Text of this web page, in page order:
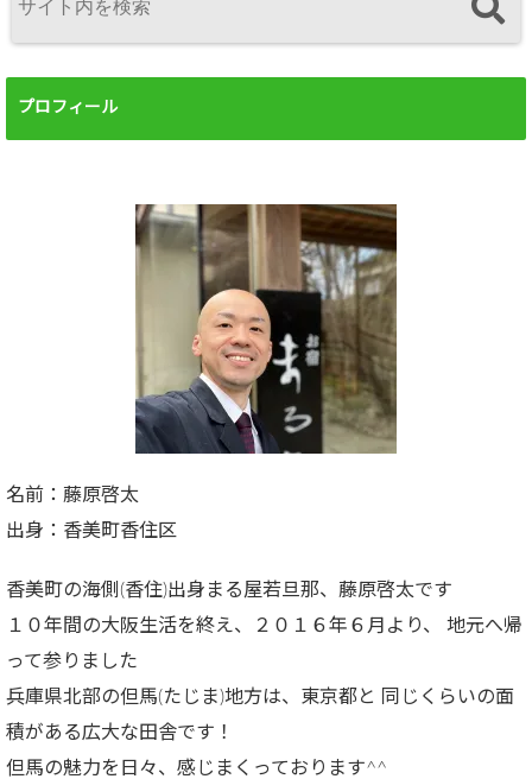
プロフィール
名前：藤原啓太
出身：香美町香住区
香美町の海側(香住)出身まる屋若旦那、藤原啓太です
１０年間の大阪生活を終え、２０１６年６月より、 地元へ帰
って参りました
兵庫県北部の但馬(たじま)地方は、東京都と 同じくらいの面
積がある広大な田舎です！
但馬の魅力を日々、感じまくっております^^